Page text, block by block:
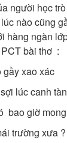
người học
nào cũng
hàng ngàn
bài thơ :
gầy xao xác
lúc canh
bao giờ
trường xưa ?